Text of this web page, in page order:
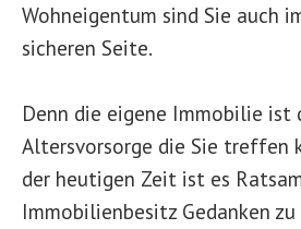
Wohneigentum sind Sie auch
sicheren Seite.
Denn die eigene Immobilie ist
Altersvorsorge die Sie treffen
der heutigen Zeit ist es
Immobilienbesitz Gedanken